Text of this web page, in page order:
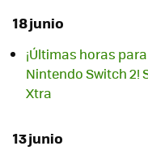
18 junio
¡Últimas horas
Nintendo Switch 2!
Xtra
13 junio